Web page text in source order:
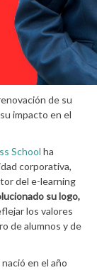
de su
impacto en el
School ha
corporativa,
del e-learning
su logo,
los valores
de alumnos y de
en el año